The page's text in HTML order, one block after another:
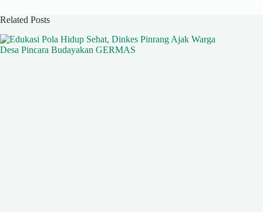
Related Posts